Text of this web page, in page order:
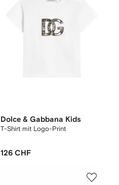
Dolce & Gabbana Kids
T-Shirt mit Logo-Print
126 CHF